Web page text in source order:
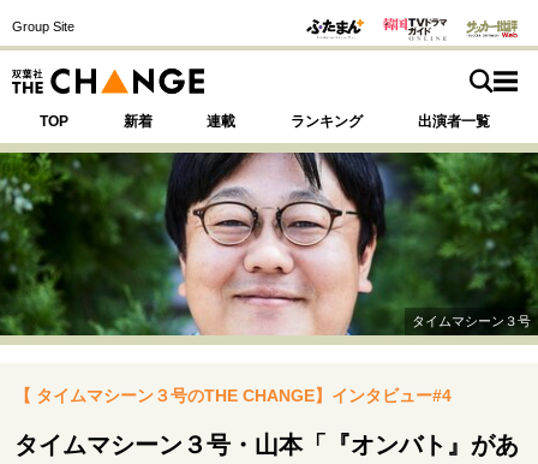
Group Site
TOP 新着 連載 ランキング 出演者一覧
SPECIAL 注目の記事テーマで探す
運命を変えた出会い 決断の裏側
挫折からの再起
表現者の葛藤
人生が動いた日 10代の挫折と原点
タイムマシーン３号
【 タイムマシーン３号のTHE CHANGE】インタビュー#4
タイムマシーン３号・山本「『オンバト』があ